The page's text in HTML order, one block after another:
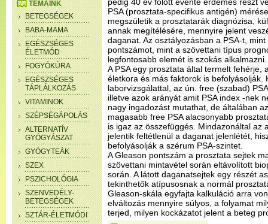
TÉMÁINK
BETEGSÉGEK
BABA-MAMA
EGÉSZSÉGES
ÉLETMÓD
FOGYÓKÚRA
EGÉSZSÉGES
TÁPLÁLKOZÁS
VITAMINOK
SZÉPSÉGÁPOLÁS
ALTERNATÍV
GYÓGYÁSZAT
GYÓGYTEÁK
SZEX
PSZICHOLÓGIA
SZENVEDÉLY-
BETEGSÉGEK
SZTÁR-ÉLETMÓDI
PSA (prosztata-specifikus antigén)
megszületik a prosztatarák diagnózisa,
annak megítélésére, mennyire jelent
daganat. Az osztályozásban a PSA-t,
pontszámot, mint a szövettani típus
legfontosabb elemét is szokás alkalmazni.
A PSA egy prosztata által termelt fehérje,
életkora és más faktorok is befolyásolják.
laborvizsgálattal, az ún. free (szabad)
illetve azok arányát amit PSA index -nek
nagy ingadozást mutathat, de általában
magasabb free PSA alacsonyabb
is igaz az összefüggés. Mindazonáltal az
jelentik feltétlenül a daganat jelenlétét,
befolyásolják a szérum PSA-szintet.
A Gleason pontszám a prosztata sejtek
szövettani mintavétel során eltávolított
során. A látott daganatsejtek egy részét
tekinthetők atípusosnak a normál
Gleason-skála egyfajta kalkuláció arra
elváltozás mennyire súlyos, a folyamat
terjed, milyen kockázatot jelent a beteg